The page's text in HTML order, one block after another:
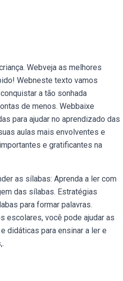
Webveja as melhores
Webneste texto vamos
a tão sonhada
de menos. Webbaixe
para ajudar no aprendizado das
aulas mais envolventes e
e gratificantes na
as sílabas: Aprenda a ler com
das sílabas. Estratégias
para formar palavras.
escolares, você pode ajudar as
didáticas para ensinar a ler e